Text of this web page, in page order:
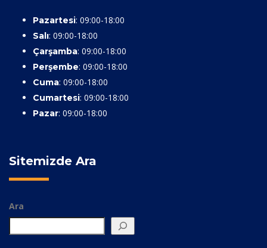
Pazartesi: 09:00-18:00
Salı: 09:00-18:00
Çarşamba: 09:00-18:00
Perşembe: 09:00-18:00
Cuma: 09:00-18:00
Cumartesi: 09:00-18:00
Pazar: 09:00-18:00
Sitemizde Ara
Ara